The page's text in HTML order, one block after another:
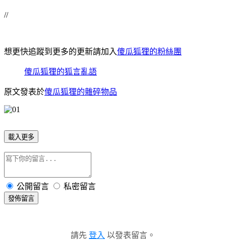
//
想更快追蹤到更多的更新請加入傻瓜狐狸的粉絲團
傻瓜狐狸的狐言亂語
原文發表於傻瓜狐狸的雜碎物品
載入更多
公開留言 私密留言
發佈留言
請先 登入 以發表留言。